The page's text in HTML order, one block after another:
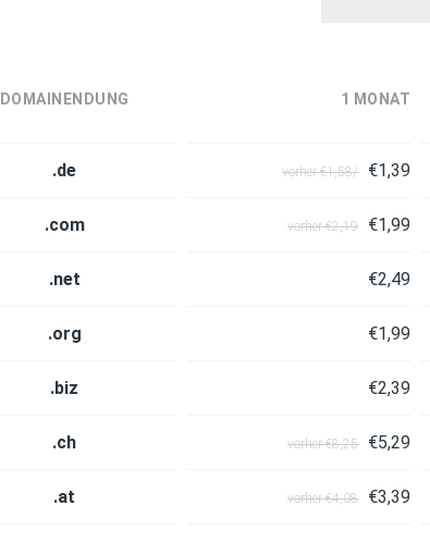
DOMAINENDUNG
.de
.com
.net
.org
.biz
.ch
.at
1 MONAT
vorher €1,58/ €1,39
vorher €2,19 €1,99
€2,49
€1,99
€2,39
vorher €8,25 €5,29
vorher €4,08 €3,39